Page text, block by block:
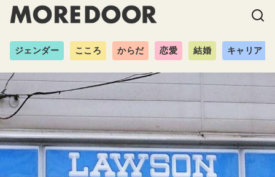
ジェンダー こころ からだ 恋愛 結婚 キャリア